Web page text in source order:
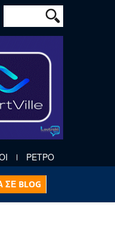
Φόρμα
Αναζήτηση
ΡΕΤΡΟ
ΣΕ BLOG